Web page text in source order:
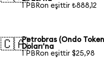
1 PBRon eşittir ₺888,12
🇨🇦Petrobras (Ondo
Doları'na
1 PBRon eşittir $25,98